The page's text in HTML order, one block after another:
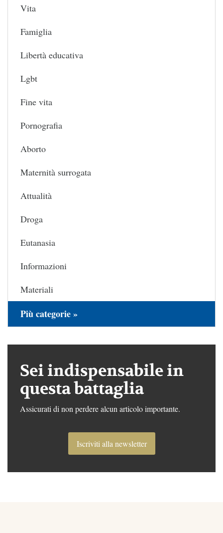
Vita
Famiglia
Libertà educativa
Lgbt
Fine vita
Pornografia
Aborto
Maternità surrogata
Attualità
Droga
Eutanasia
Informazioni
Materiali
Più categorie »
Sei indispensabile in
questa battaglia
Assicurati di non perdere alcun articolo importante.
Iscriviti alla newsletter